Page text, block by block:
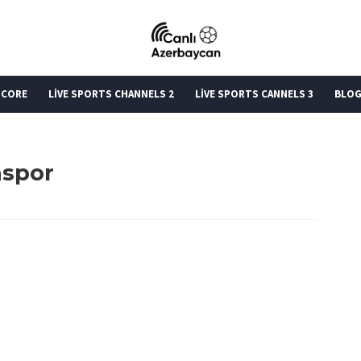
LİVE SPORTS CHANNELS 2 LİVE SPORTS CANNELS 3 BLOG